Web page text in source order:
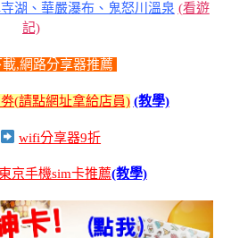
湖、華嚴瀑布、鬼怒川溫泉 (看遊
記)
,網路分享器推薦
(請點網址拿給店員) (教學)
wifi分享器9折
京手機sim卡推薦(教學)